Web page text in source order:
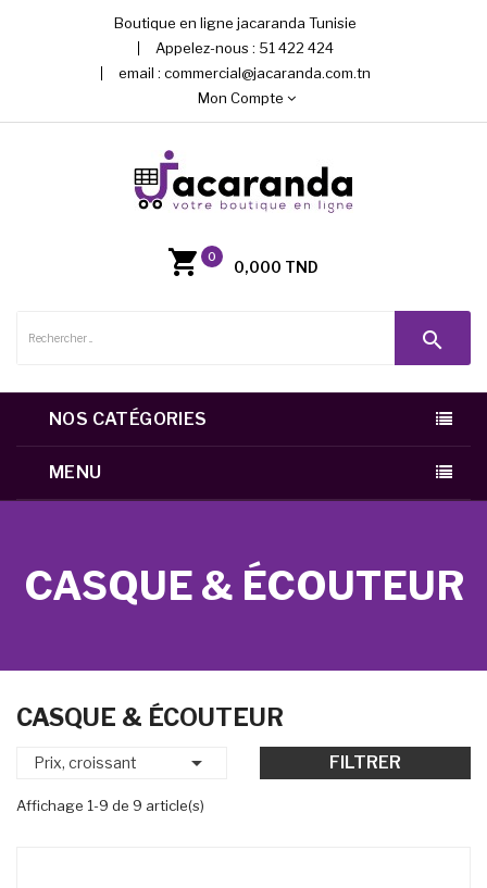
Boutique en ligne jacaranda Tunisie
Appelez-nous : 51 422 424
email : commercial@jacaranda.com.tn
Mon Compte
0
0,000 TND
search
NOS CATÉGORIES
MENU
CASQUE & ÉCOUTEUR
CASQUE & ÉCOUTEUR
Prix, croissant  FILTRER
Affichage 1-9 de 9 article(s)